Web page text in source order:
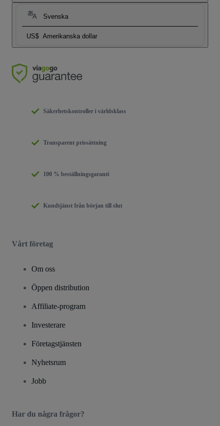
Svenska
US$ Amerikanska dollar
Säkerhetskontroller i världsklass
Transparent prissättning
100 % beställningsgaranti
Kundtjänst från början till slut
Vårt företag
Om oss
Öppen distribution
Affiliate-program
Investerare
Företagstjänsten
Nyhetsrum
Jobb
Har du några frågor?